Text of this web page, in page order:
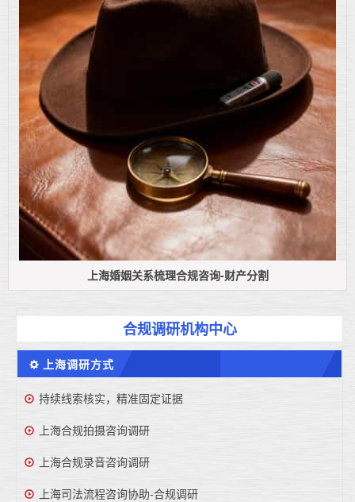
上海婚姻关系梳理合规咨询-财产分割
合规调研机构中心
上海调研方式
持续线索核实，精准固定证据
上海合规拍摄咨询调研
上海合规录音咨询调研
上海司法流程咨询协助-合规调研